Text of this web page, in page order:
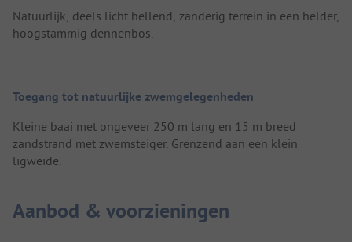
Natuurlijk, deels licht hellend, zanderig terrein in een helder,
hoogstammig dennenbos.
Toegang tot natuurlijke zwemgelegenheden
Kleine baai met ongeveer 250 m lang en 15 m breed
zandstrand met zwemsteiger. Grenzend aan een klein
ligweide.
Aanbod & voorzieningen